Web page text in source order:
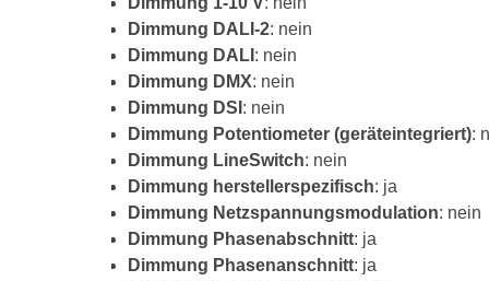
Dimmung DALI-2: nein
Dimmung DALI : nein
Dimmung DMX: nein
Dimmung DSI : nein
Dimmung Potentiometer (geräteintegriert):
Dimmung LineSwitch: nein
Dimmung herstellerspezifisch: ja
Dimmung Netzspannungsmodulation: nein
Dimmung Phasenabschnitt: ja
Dimmung Phasenanschnitt: ja